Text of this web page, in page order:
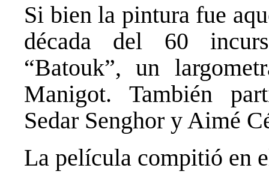
Si bien la pintura fue
década del 60
“Batouk”, un
Manigot. También
Sedar Senghor y Aimé
La película compitió en